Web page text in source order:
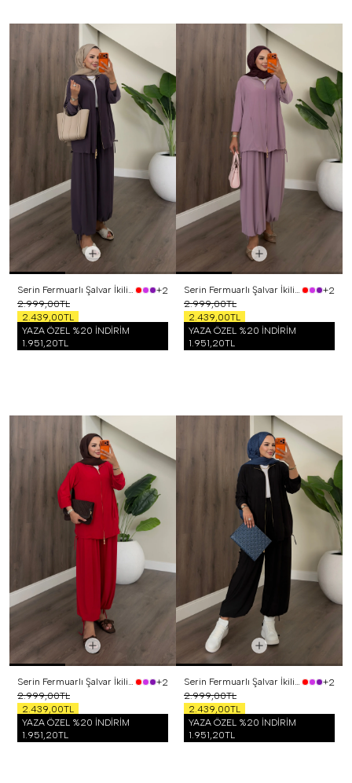
Serin Fermuarlı Şalvar İkili Takım Mor
+2
2.999,00TL
2.439,00TL
YAZA ÖZEL %20 İNDİRİM
1.951,20TL
Serin Fermuarlı Şalvar İkili Takım Lila
+2
2.999,00TL
2.439,00TL
YAZA ÖZEL %20 İNDİRİM
1.951,20TL
Serin Fermuarlı Şalvar İkili Takım Kırmızı
+2
2.999,00TL
2.439,00TL
YAZA ÖZEL %20 İNDİRİM
1.951,20TL
Serin Fermuarlı Şalvar İkili Takım Siyah
+2
2.999,00TL
2.439,00TL
YAZA ÖZEL %20 İNDİRİM
1.951,20TL